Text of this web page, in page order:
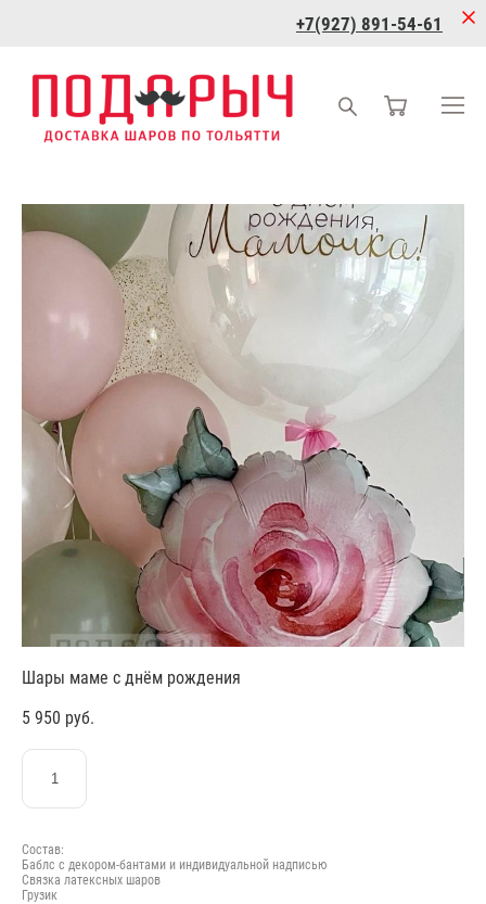
+7(927) 891-54-61
Шары маме с днём рождения
5 950 pуб.
Состав:
Баблс с декором-бантами и индивидуальной надписью
Связка латексных шаров
Грузик